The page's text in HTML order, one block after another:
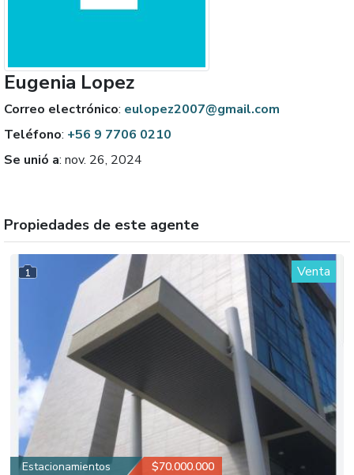
Eugenia Lopez
Correo electrónico: eulopez2007@gmail.com
Teléfono: +56 9 7706 0210
Se unió a: nov. 26, 2024
Propiedades de este agente
1 Venta
Estacionamientos $70.000.000